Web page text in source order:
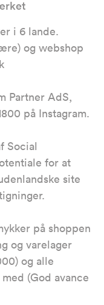
i 6 lande.
og webshop
Partner AdS,
på Instagram.
Social
for at
site
på shoppen
og varelager
og alle
(God avance